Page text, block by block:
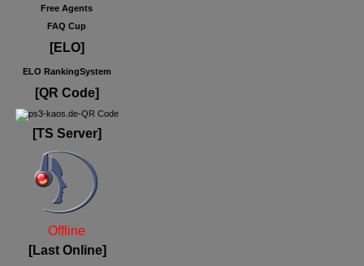
Free Agents
FAQ Cup
[ELO]
ELO RankingSystem
[QR Code]
[TS Server]
Offline
[Last Online]